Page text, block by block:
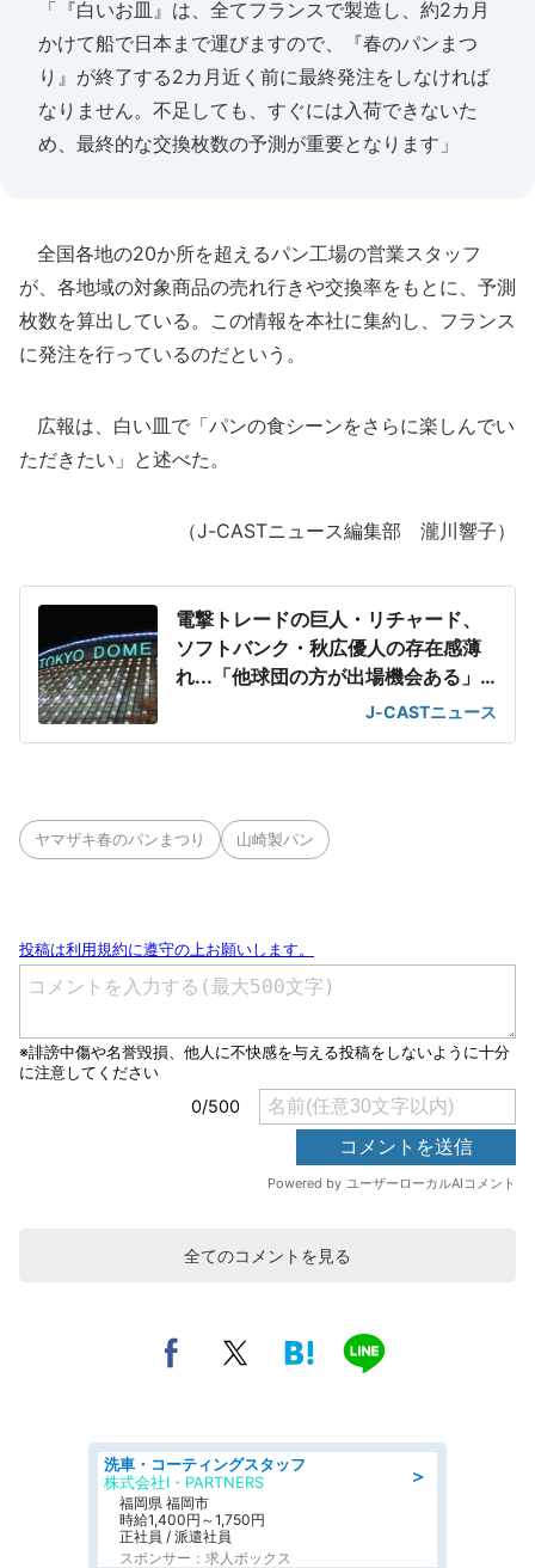
「『白いお皿』は、全てフランスで製造し、約2カ月
かけて船で日本まで運びますので、『春のパンまつ
り』が終了する2カ月近く前に最終発注をしなければ
なりません。不足しても、すぐには入荷できないた
め、最終的な交換枚数の予測が重要となります」
全国各地の20か所を超えるパン工場の営業スタッフ
が、各地域の対象商品の売れ行きや交換率をもとに、予測
枚数を算出している。この情報を本社に集約し、フランス
に発注を行っているのだという。
広報は、白い皿で「パンの食シーンをさらに楽しんでい
ただきたい」と述べた。
（J-CASTニュース編集部 瀧川響子）
電撃トレードの巨人・リチャード、
ソフトバンク・秋広優人の存在感薄
れ...「他球団の方が出場機会ある」
J-CASTニュース
ヤマザキ春のパンまつり 山崎製パン
全てのコメントを見る
＞
洗車・コーティングスタッフ
株式会社I・PARTNERS
福岡県 福岡市
時給1,400円～1,750円
正社員 / 派遣社員
スポンサー：求人ボックス